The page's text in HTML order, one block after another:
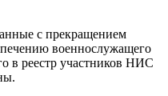
с прекращением
военнослужащего
в реестр участников НИС